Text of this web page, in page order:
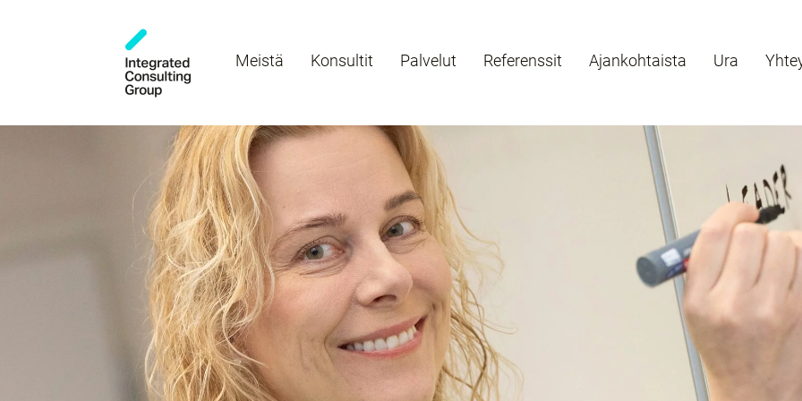
Meistä Konsultit Palvelut Referenssit Ajankohtaista Ura